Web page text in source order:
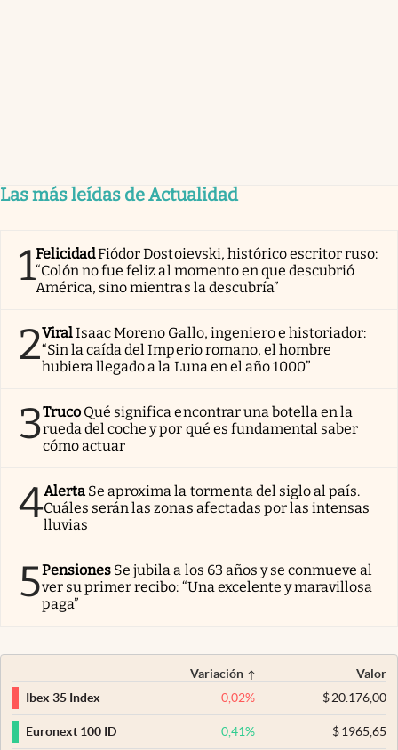
Las más leídas de Actualidad
1FelicidadFiódor Dostoievski, histórico escritor ruso:
“Colón no fue feliz al momento en que descubrió
América, sino mientras la descubría”
2ViralIsaac Moreno Gallo, ingeniero e historiador:
“Sin la caída del Imperio romano, el hombre
hubiera llegado a la Luna en el año 1000”
3Truco Qué significa encontrar una botella en la
rueda del coche y por qué es fundamental saber
cómo actuar
4Alerta Se aproxima la tormenta del siglo al país.
Cuáles serán las zonas afectadas por las intensas
lluvias
5Pensiones Se jubila a los 63 años y se conmueve al
ver su primer recibo: “Una excelente y maravillosa
paga”
Variación
Valor
Ibex 35 Index
-0,02% $20.176,00
Euronext 100 ID 0,41% $1965,65